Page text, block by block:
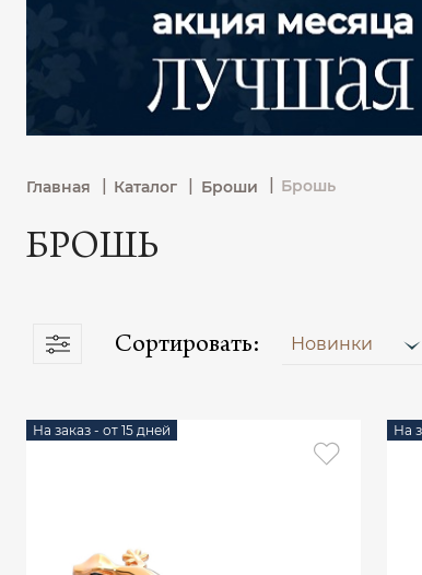
Главная | Каталог | Броши Брошь
БРОШЬ
Сортировать: Новинки
На заказ - от 15 дней На